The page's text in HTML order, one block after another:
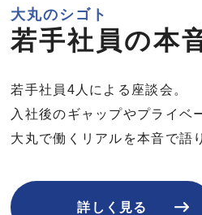
大丸のシゴト
若手社員の本
若手社員4人による座談会。
入社後のギャップやプライベ
大丸で働くリアルを本音で語
詳しく見る